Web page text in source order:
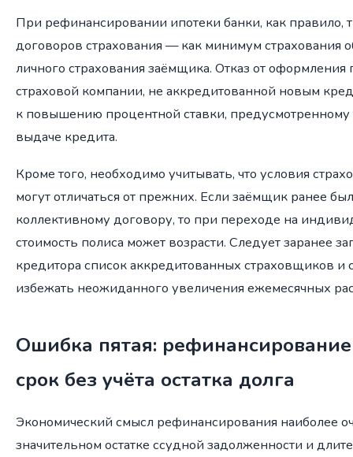
При рефинансировании ипотеки банки, как правило,
договоров страхования — как минимум страхования
личного страхования заёмщика. Отказ от
страховой компании, не аккредитованной новым
к повышению процентной ставки, предусмотренному
выдаче кредита.
Кроме того, необходимо учитывать, что условия
могут отличаться от прежних. Если заёмщик ранее
коллективному договору, то при переходе на
стоимость полиса может возрасти. Следует заранее
кредитора список аккредитованных страховщиков и
избежать неожиданного увеличения ежемесячных
Ошибка пятая:
срок без учёта остатка долга
Экономический смысл рефинансирования наиболее
значительном остатке ссудной задолженности и